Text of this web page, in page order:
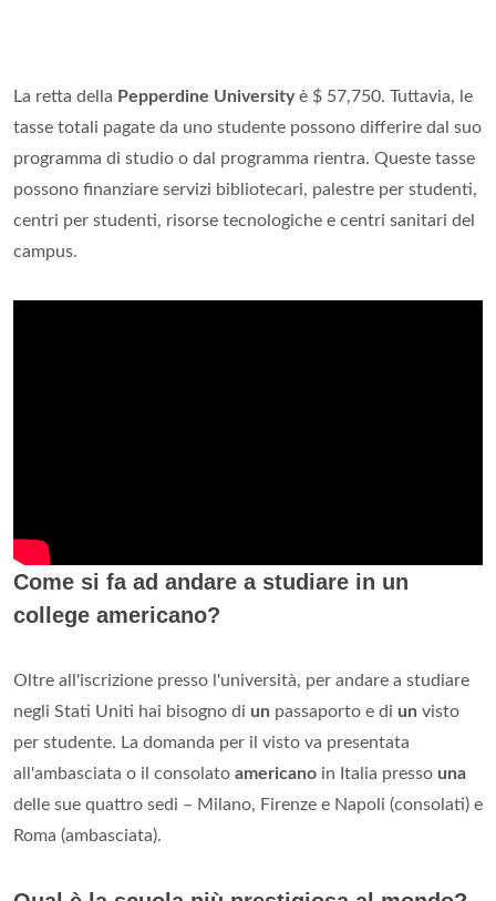
La retta della Pepperdine Universityè $ 57,750. Tuttavia, le
tasse totali pagate da uno studente possono differire dal suo
programma di studio o dal programma rientra. Queste tasse
possono finanziare servizi bibliotecari, palestre per studenti,
centri per studenti, risorse tecnologiche e centri sanitari del
campus.
Come si fa ad andare a studiare in un
college americano?
Oltre all'iscrizione presso l'università, per andare a studiare
negli Stati Uniti hai bisogno di un passaporto e di un visto
per studente. La domanda per il visto va presentata
all'ambasciata o il consolato americano in Italia presso una
delle sue quattro sedi – Milano, Firenze e Napoli (consolati) e
Roma (ambasciata).